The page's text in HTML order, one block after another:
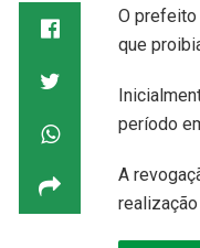
O prefeito
que
período
A
realização